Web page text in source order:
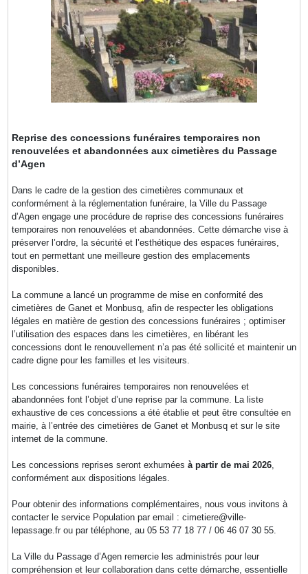
Reprise des concessions funéraires temporaires non
renouvelées et abandonnées aux cimetières du Passage
d’Agen
Dans le cadre de la gestion des cimetières communaux et
conformément à la réglementation funéraire, la Ville du Passage
d’Agen engage une procédure de reprise des concessions funéraires
temporaires non renouvelées et abandonnées. Cette démarche vise à
préserver l’ordre, la sécurité et l’esthétique des espaces funéraires,
tout en permettant une meilleure gestion des emplacements
disponibles.
La commune a lancé un programme de mise en conformité des
cimetières de Ganet et Monbusq, afin de respecter les obligations
légales en matière de gestion des concessions funéraires ; optimiser
l’utilisation des espaces dans les cimetières, en libérant les
concessions dont le renouvellement n’a pas été sollicité et maintenir un
cadre digne pour les familles et les visiteurs.
Les concessions funéraires temporaires non renouvelées et
abandonnées font l’objet d’une reprise par la commune. La liste
exhaustive de ces concessions a été établie et peut être consultée en
mairie, à l’entrée des cimetières de Ganet et Monbusq et sur le site
internet de la commune.
Les concessions reprises seront exhumées à partir de mai 2026
conformément aux dispositions légales.
Pour obtenir des informations complémentaires, nous vous invitons à
contacter le service Population par email : cimetiere@ville-
lepassage.fr ou par téléphone, au 05 53 77 18 77 / 06 46 07 30 55.
La Ville du Passage d’Agen remercie les administrés pour leur
compréhension et leur collaboration dans cette démarche, essentielle